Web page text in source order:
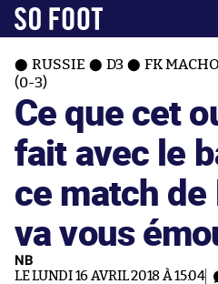
RUSSIE D3
FK
(0-3)
Ce que cet
fait avec le
ce match de
va vous
NB
LE LUNDI 16 AVRIL 2018 À 15:04